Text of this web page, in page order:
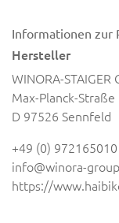
Informationen zur
Hersteller
WINORA-STAIGER
Max-Planck-Straße
D 97526 Sennfeld
+49 (0) 972165010
info@winora-
https://